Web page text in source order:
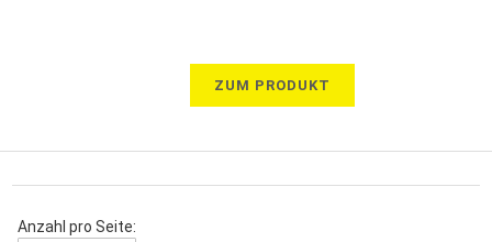
ZUM PRODUKT
Anzahl pro Seite: